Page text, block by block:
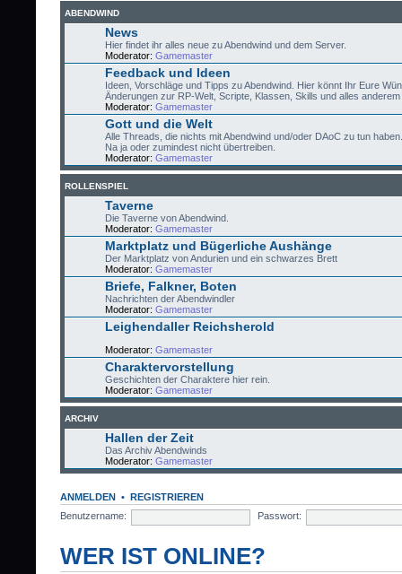
ABENDWIND
News
Hier findet ihr alles neue zu Abendwind und dem Server.
Moderator: Gamemaster
Feedback und Ideen
Ideen, Vorschläge und Tipps zu Abendwind. Hier könnt Ihr Eure
Änderungen zur RP-Welt, Scripte, Klassen, Skills und alles
Moderator: Gamemaster
Gott und die Welt
Alle Threads, die nichts mit Abendwind und/oder DAoC zu tun
Na ja oder zumindest nicht übertreiben.
Moderator: Gamemaster
ROLLENSPIEL
Taverne
Die Taverne von Abendwind.
Moderator: Gamemaster
Marktplatz und Bügerliche Aushänge
Der Marktplatz von Andurien und ein schwarzes Brett
Moderator: Gamemaster
Briefe, Falkner, Boten
Nachrichten der Abendwindler
Moderator: Gamemaster
Leighendaller Reichsherold
Moderator: Gamemaster
Charaktervorstellung
Geschichten der Charaktere hier rein.
Moderator: Gamemaster
ARCHIV
Hallen der Zeit
Das Archiv Abendwinds
Moderator: Gamemaster
ANMELDEN • REGISTRIEREN
Benutzername:
Passwort:
WER IST ONLINE?